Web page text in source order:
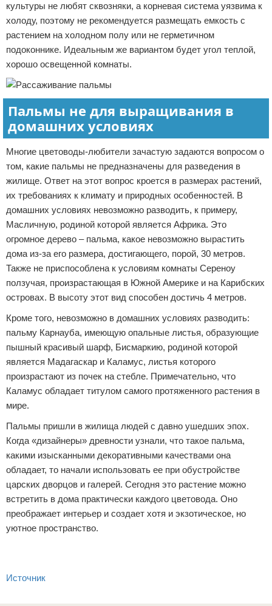
культуры не любят сквозняки, а корневая система уязвима к
холоду, поэтому не рекомендуется размещать емкость с
растением на холодном полу или не герметичном
подоконнике. Идеальным же вариантом будет угол теплой,
хорошо освещенной комнаты.
Пальмы не для выращивания в
домашних условиях
Многие цветоводы-любители зачастую задаются вопросом о
том, какие пальмы не предназначены для разведения в
жилище. Ответ на этот вопрос кроется в размерах растений,
их требованиях к климату и природных особенностей. В
домашних условиях невозможно разводить, к примеру,
Масличную, родиной которой является Африка. Это
огромное дерево – пальма, какое невозможно вырастить
дома из-за его размера, достигающего, порой, 30 метров.
Также не приспособлена к условиям комнаты Сереноу
ползучая, произрастающая в Южной Америке и на Карибских
островах. В высоту этот вид способен достичь 4 метров.
Кроме того, невозможно в домашних условиях разводить:
пальму Карнауба, имеющую опальные листья, образующие
пышный красивый шарф, Бисмаркию, родиной которой
является Мадагаскар и Каламус, листья которого
произрастают из почек на стебле. Примечательно, что
Каламус обладает титулом самого протяженного растения в
мире.
Пальмы пришли в жилища людей с давно ушедших эпох.
Когда «дизайнеры» древности узнали, что такое пальма,
какими изысканными декоративными качествами она
обладает, то начали использовать ее при обустройстве
царских дворцов и галерей. Сегодня это растение можно
встретить в дома практически каждого цветовода. Оно
преображает интерьер и создает хотя и экзотическое, но
уютное пространство.
Источник